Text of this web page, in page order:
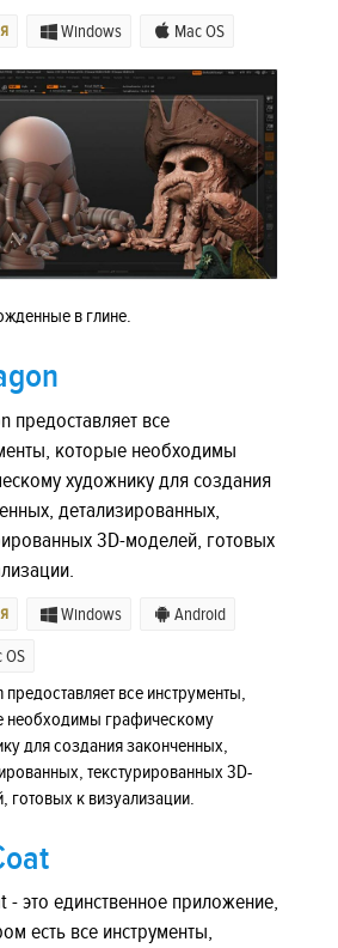
Windows Mac OS
в глине.
предоставляет все
которые необходимы
художнику для создания
детализированных,
3D-моделей, готовых
Windows Android
OS
предоставляет все инструменты,
необходимы графическому
для создания законченных,
текстурированных 3D-
готовых к визуализации.
- это единственное приложение,
есть все инструменты,